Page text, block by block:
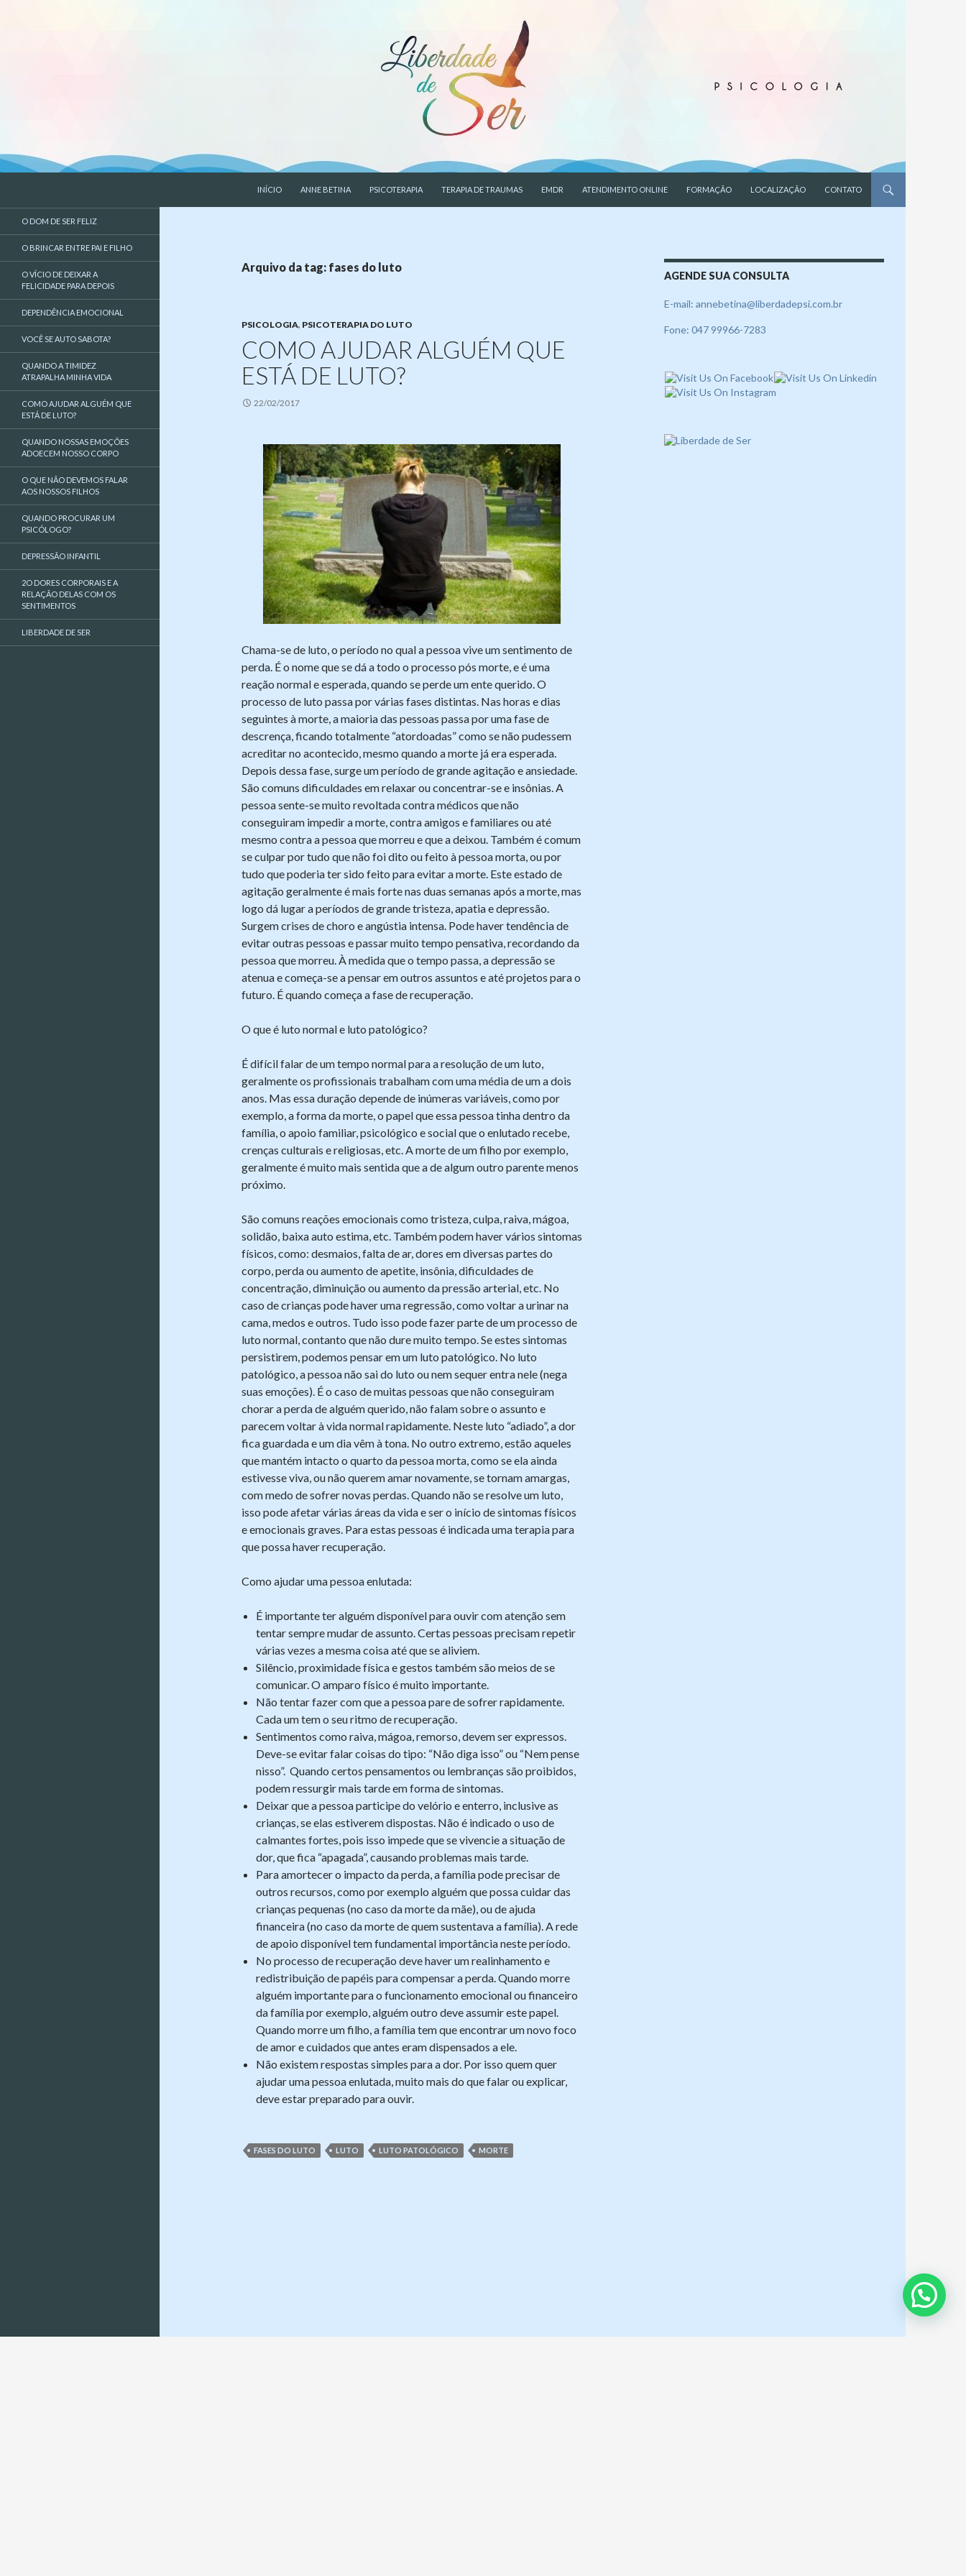
INÍCIO
ANNE BETINA PSICOTERAPIA TERAPIA DE TRAUMAS EMDR ATENDIMENTO ONLINE FORMAÇÃO LOCALIZAÇÃO CONTATO
Arquivo da tag: fases do luto
PSICOLOGIA, PSICOTERAPIA DO LUTO
COMO AJUDAR ALGUÉM QUE
ESTÁ DE LUTO?
22/02/2017
Chama-se de luto, o período no qual a pessoa vive um sentimento de
perda. É o nome que se dá a todo o processo pós morte, e é uma
reação normal e esperada, quando se perde um ente querido. O
processo de luto passa por várias fases distintas. Nas horas e dias
seguintes à morte, a maioria das pessoas passa por uma fase de
descrença, ficando totalmente “atordoadas” como se não pudessem
acreditar no acontecido, mesmo quando a morte já era esperada.
Depois dessa fase, surge um período de grande agitação e ansiedade.
São comuns dificuldades em relaxar ou concentrar-se e insônias. A
pessoa sente-se muito revoltada contra médicos que não
conseguiram impedir a morte, contra amigos e familiares ou até
mesmo contra a pessoa que morreu e que a deixou. Também é comum
se culpar por tudo que não foi dito ou feito à pessoa morta, ou por
tudo que poderia ter sido feito para evitar a morte. Este estado de
agitação geralmente é mais forte nas duas semanas após a morte, mas
logo dá lugar a períodos de grande tristeza, apatia e depressão.
Surgem crises de choro e angústia intensa. Pode haver tendência de
evitar outras pessoas e passar muito tempo pensativa, recordando da
pessoa que morreu. À medida que o tempo passa, a depressão se
atenua e começa-se a pensar em outros assuntos e até projetos para o
futuro. É quando começa a fase de recuperação.
O que é luto normal e luto patológico?
É difícil falar de um tempo normal para a resolução de um luto,
geralmente os profissionais trabalham com uma média de um a dois
anos. Mas essa duração depende de inúmeras variáveis, como por
exemplo, a forma da morte, o papel que essa pessoa tinha dentro da
família, o apoio familiar, psicológico e social que o enlutado recebe,
crenças culturais e religiosas, etc. A morte de um filho por exemplo,
geralmente é muito mais sentida que a de algum outro parente menos
próximo.
São comuns reações emocionais como tristeza, culpa, raiva, mágoa,
solidão, baixa auto estima, etc. Também podem haver vários sintomas
físicos, como: desmaios, falta de ar, dores em diversas partes do
corpo, perda ou aumento de apetite, insônia, dificuldades de
concentração, diminuição ou aumento da pressão arterial, etc. No
caso de crianças pode haver uma regressão, como voltar a urinar na
cama, medos e outros. Tudo isso pode fazer parte de um processo de
luto normal, contanto que não dure muito tempo. Se estes sintomas
persistirem, podemos pensar em um luto patológico. No luto
patológico, a pessoa não sai do luto ou nem sequer entra nele (nega
suas emoções). É o caso de muitas pessoas que não conseguiram
chorar a perda de alguém querido, não falam sobre o assunto e
parecem voltar à vida normal rapidamente. Neste luto “adiado”, a dor
fica guardada e um dia vêm à tona. No outro extremo, estão aqueles
que mantém intacto o quarto da pessoa morta, como se ela ainda
estivesse viva, ou não querem amar novamente, se tornam amargas,
com medo de sofrer novas perdas. Quando não se resolve um luto,
isso pode afetar várias áreas da vida e ser o início de sintomas físicos
e emocionais graves. Para estas pessoas é indicada uma terapia para
que possa haver recuperação.
Como ajudar uma pessoa enlutada:
É importante ter alguém disponível para ouvir com atenção sem
tentar sempre mudar de assunto. Certas pessoas precisam repetir
várias vezes a mesma coisa até que se aliviem.
Silêncio, proximidade física e gestos também são meios de se
comunicar. O amparo físico é muito importante.
Não tentar fazer com que a pessoa pare de sofrer rapidamente.
Cada um tem o seu ritmo de recuperação.
Sentimentos como raiva, mágoa, remorso, devem ser expressos.
Deve-se evitar falar coisas do tipo: “Não diga isso” ou “Nem pense
nisso”. Quando certos pensamentos ou lembranças são proibidos,
podem ressurgir mais tarde em forma de sintomas.
Deixar que a pessoa participe do velório e enterro, inclusive as
crianças, se elas estiverem dispostas. Não é indicado o uso de
calmantes fortes, pois isso impede que se vivencie a situação de
dor, que fica “apagada”, causando problemas mais tarde.
Para amortecer o impacto da perda, a família pode precisar de
outros recursos, como por exemplo alguém que possa cuidar das
crianças pequenas (no caso da morte da mãe), ou de ajuda
financeira (no caso da morte de quem sustentava a família). A rede
de apoio disponível tem fundamental importância neste período.
No processo de recuperação deve haver um realinhamento e
redistribuição de papéis para compensar a perda. Quando morre
alguém importante para o funcionamento emocional ou financeiro
da família por exemplo, alguém outro deve assumir este papel.
Quando morre um filho, a família tem que encontrar um novo foco
de amor e cuidados que antes eram dispensados a ele.
Não existem respostas simples para a dor. Por isso quem quer
ajudar uma pessoa enlutada, muito mais do que falar ou explicar,
deve estar preparado para ouvir.
FASES DO LUTO LUTO LUTO PATOLÓGICO MORTE
AGENDE SUA CONSULTA
E-mail: annebetina@liberdadepsi.com.br
Fone: 047 99966-7283
liberdade de ser
O DOM DE SER FELIZ
O BRINCAR ENTRE PAI E FILHO
O VÍCIO DE DEIXAR A
FELICIDADE PARA DEPOIS
DEPENDÊNCIA EMOCIONAL
VOCÊ SE AUTO SABOTA?
QUANDO A TIMIDEZ
ATRAPALHA MINHA VIDA
COMO AJUDAR ALGUÉM QUE
ESTÁ DE LUTO?
QUANDO NOSSAS EMOÇÕES
ADOECEM NOSSO CORPO
O QUE NÃO DEVEMOS FALAR
AOS NOSSOS FILHOS
QUANDO PROCURAR UM
PSICÓLOGO?
DEPRESSÃO INFANTIL
2O DORES CORPORAIS E A
RELAÇÃO DELAS COM OS
SENTIMENTOS
LIBERDADE DE SER